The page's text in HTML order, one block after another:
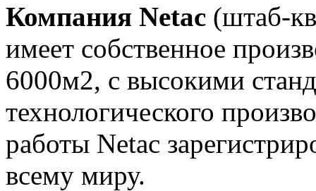
Компания Netac (штаб-
имеет собственное
6000м2, с высокими
технологического
работы Netac
всему миру.